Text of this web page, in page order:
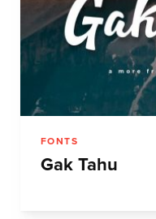
FONTS
Gak Tahu